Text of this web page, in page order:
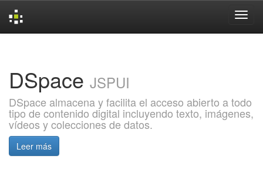
DSpace JSPUI
DSpace almacena y facilita el acceso abierto a todo
tipo de contenido digital incluyendo texto, imágenes,
vídeos y colecciones de datos.
Leer más